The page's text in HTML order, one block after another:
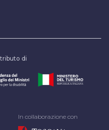
di
In collaborazione con